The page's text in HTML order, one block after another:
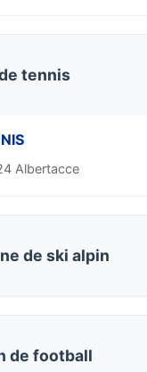
tennis
Albertacce
de ski alpin
de football